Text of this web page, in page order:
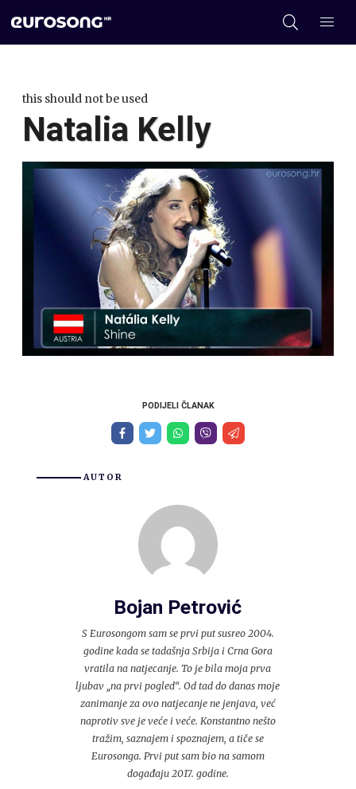
this should not be used
Natalia Kelly
PODIJELI ČLANAK
AUTOR
Bojan Petrović
S Eurosongom sam se prvi put susreo 2004.
godine kada se tadašnja Srbija i Crna Gora
vratila na natjecanje. To je bila moja prva
ljubav „na prvi pogled“. Od tad do danas moje
zanimanje za ovo natjecanje ne jenjava, već
naprotiv sve je veće i veće. Konstantno nešto
tražim, saznajem i spoznajem, a tiče se
Eurosonga. Prvi put sam bio na samom
događaju 2017. godine.